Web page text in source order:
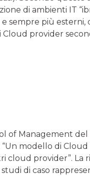
di ambienti IT
sempre più esterni,
Cloud provider
of Management
modello di
cloud provider”. La
di caso